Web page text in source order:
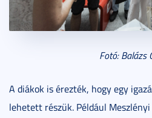
Fotó: Balázs
A diákok is érezték, hogy egy
lehetett részük. Például